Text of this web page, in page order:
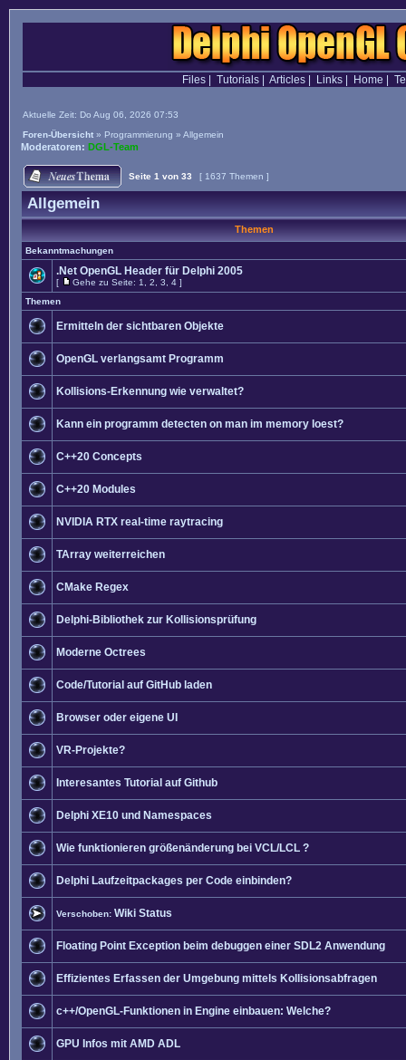
Files| Tutorials| Articles| Links| Home
Aktuelle Zeit: Do Aug 06, 2026 07:53
Foren-Übersicht » Programmierung » Allgemein
Moderatoren: DGL-Team
Seite 1 von 33 [ 1637 Themen ]
Allgemein
Themen
Bekanntmachungen
.Net OpenGL Header für Delphi 2005
[ Gehe zu Seite: 1 2 3 4 ]
Themen
Ermitteln der sichtbaren Objekte
OpenGL verlangsamt Programm
Kollisions-Erkennung wie verwaltet?
Kann ein programm detecten on man im memory loest?
C++20 Concepts
C++20 Modules
NVIDIA RTX real-time raytracing
TArray weiterreichen
CMake Regex
Delphi-Bibliothek zur Kollisionsprüfung
Moderne Octrees
Code/Tutorial auf GitHub laden
Browser oder eigene UI
VR-Projekte?
Interesantes Tutorial auf Github
Delphi XE10 und Namespaces
Wie funktionieren größenänderung bei VCL/LCL ?
Delphi Laufzeitpackages per Code einbinden?
Verschoben: Wiki Status
Floating Point Exception beim debuggen einer SDL2 Anwendung
Effizientes Erfassen der Umgebung mittels Kollisionsabfragen
c++/OpenGL-Funktionen in Engine einbauen: Welche?
GPU Infos mit AMD ADL